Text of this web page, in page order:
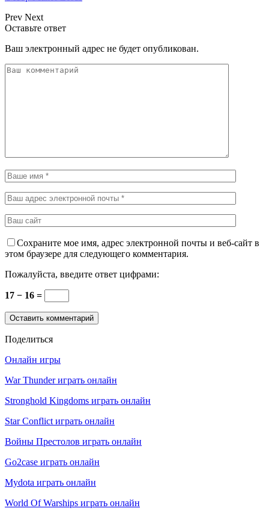
Prev Next
Оставьте ответ
Ваш электронный адрес не будет опубликован.
Сохраните мое имя, адрес электронной почты и веб-сайт в
этом браузере для следующего комментария.
Пожалуйста, введите ответ цифрами:
17 − 16 =
Поделиться
Онлайн игры
War Thunder играть онлайн
Stronghold Kingdoms играть онлайн
Star Conflict играть онлайн
Войны Престолов играть онлайн
Go2case играть онлайн
Mydota играть онлайн
World Of Warships играть онлайн